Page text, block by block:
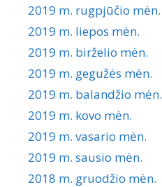
2019 m. rugpjūčio mėn.
2019 m. liepos mėn.
2019 m. birželio mėn.
2019 m. gegužės mėn.
2019 m. balandžio mėn.
2019 m. kovo mėn.
2019 m. vasario mėn.
2019 m. sausio mėn.
2018 m. gruodžio mėn.